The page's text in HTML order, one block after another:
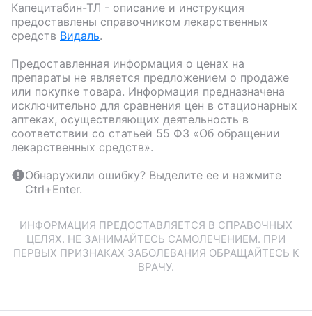
Капецитабин-ТЛ - описание и инструкция
предоставлены справочником лекарственных
средств Видаль.
Предоставленная информация о ценах на
препараты не является предложением о продаже
или покупке товара. Информация предназначена
исключительно для сравнения цен в стационарных
аптеках, осуществляющих деятельность в
соответствии со статьей 55 ФЗ «Об обращении
лекарственных средств».
Обнаружили ошибку? Выделите ее и нажмите
Ctrl+Enter.
ИНФОРМАЦИЯ ПРЕДОСТАВЛЯЕТСЯ В СПРАВОЧНЫХ
ЦЕЛЯХ. НЕ ЗАНИМАЙТЕСЬ САМОЛЕЧЕНИЕМ. ПРИ
ПЕРВЫХ ПРИЗНАКАХ ЗАБОЛЕВАНИЯ ОБРАЩАЙТЕСЬ К
ВРАЧУ.